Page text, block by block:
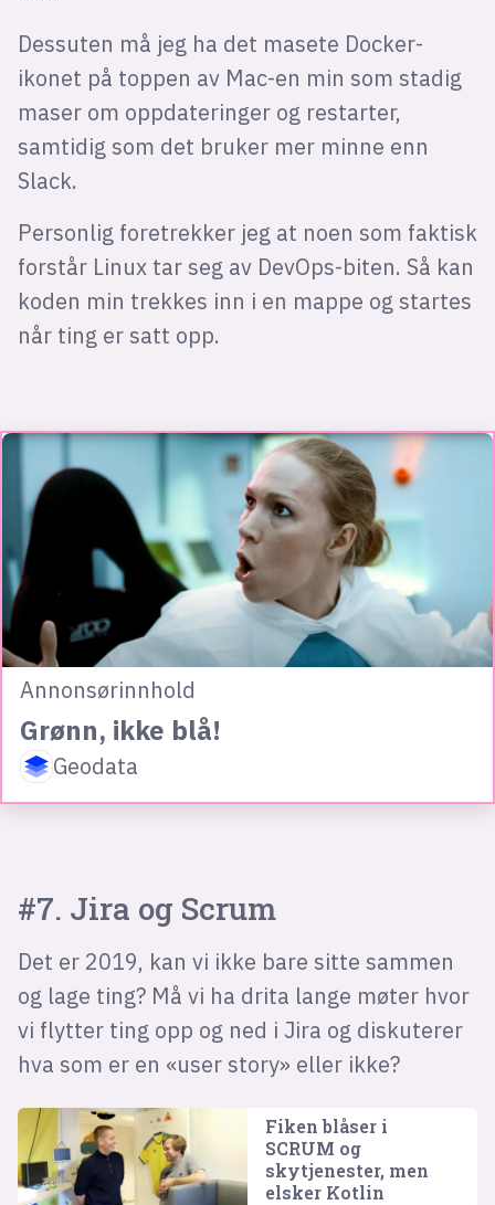
Dessuten må jeg ha det masete Docker-
ikonet på toppen av Mac-en min som stadig
maser om oppdateringer og restarter,
samtidig som det bruker mer minne enn
Slack.
Personlig foretrekker jeg at noen som faktisk
forstår Linux tar seg av DevOps-biten. Så kan
koden min trekkes inn i en mappe og startes
når ting er satt opp.
Annonsørinnhold
Grønn, ikke blå!
Geodata
#7. Jira og Scrum
Det er 2019, kan vi ikke bare sitte sammen
og lage ting? Må vi ha drita lange møter hvor
vi flytter ting opp og ned i Jira og diskuterer
hva som er en «user story» eller ikke?
Fiken blåser i
SCRUM og
skytjenester, men
elsker Kotlin